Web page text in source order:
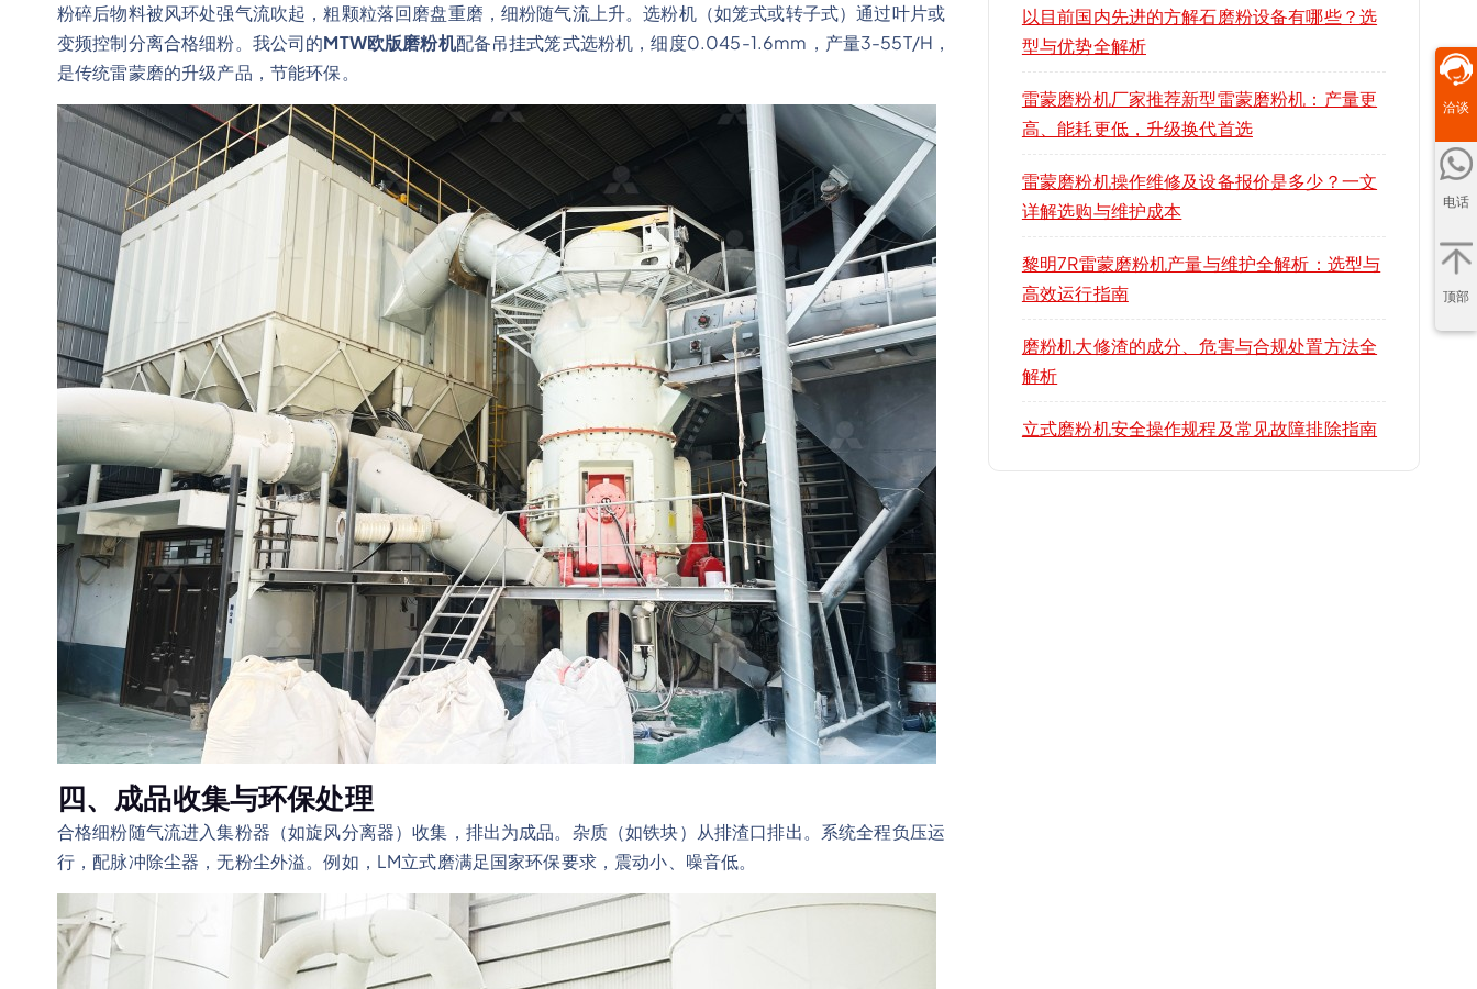
粉碎后物料被风环处强气流吹起，粗颗粒落回磨盘重磨，细粉随气流上升。选粉机（如笼式或转子式）通过叶片或
变频控制分离合格细粉。我公司的MTW欧版磨粉机配备吊挂式笼式选粉机，细度0.045-1.6mm，产量3-55T/H，
是传统雷蒙磨的升级产品，节能环保。
四、成品收集与环保处理
合格细粉随气流进入集粉器（如旋风分离器）收集，排出为成品。杂质（如铁块）从排渣口排出。系统全程负压运
行，配脉冲除尘器，无粉尘外溢。例如，LM立式磨满足国家环保要求，震动小、噪音低。
以目前国内先进的方解石磨粉设备有哪些？选
型与优势全解析
雷蒙磨粉机厂家推荐新型雷蒙磨粉机：产量更
高、能耗更低，升级换代首选
雷蒙磨粉机操作维修及设备报价是多少？一文
详解选购与维护成本
黎明7R雷蒙磨粉机产量与维护全解析：选型与
高效运行指南
磨粉机大修渣的成分、危害与合规处置方法全
解析
立式磨粉机安全操作规程及常见故障排除指南
洽谈
电话
顶部